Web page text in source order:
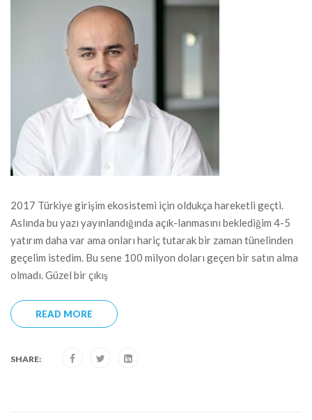
2017 Türkiye girişim ekosistemi için oldukça hareketli geçti.
Aslında bu yazı yayınlandığında açık-lanmasını beklediğim 4-5
yatırım daha var ama onları hariç tutarak bir zaman tünelinden
geçelim istedim. Bu sene 100 milyon doları geçen bir satın alma
olmadı. Güzel bir çıkış
READ MORE
SHARE: